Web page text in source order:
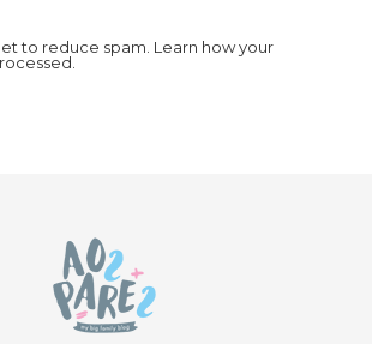
to reduce spam. Learn how your